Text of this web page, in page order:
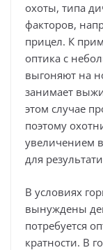
охоты, типа
факторов,
прицел. К
оптика с
выгоняют на
занимает
этом случае
поэтому
увеличением
для
В условиях
вынуждены
потребуется
кратности. В